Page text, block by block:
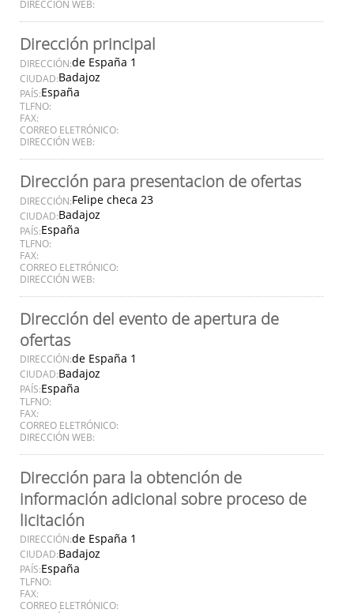
DIRECCIÓN WEB:
Dirección principal
DIRECCIÓN:de España 1
CIUDAD:Badajoz
PAÍS:España
TLFNO:
FAX:
CORREO ELETRÓNICO:
DIRECCIÓN WEB:
Dirección para presentacion de ofertas
DIRECCIÓN:Felipe checa 23
CIUDAD:Badajoz
PAÍS:España
TLFNO:
FAX:
CORREO ELETRÓNICO:
DIRECCIÓN WEB:
Dirección del evento de apertura de
ofertas
DIRECCIÓN:de España 1
CIUDAD:Badajoz
PAÍS:España
TLFNO:
FAX:
CORREO ELETRÓNICO:
DIRECCIÓN WEB:
Dirección para la obtención de
información adicional sobre proceso de
licitación
DIRECCIÓN:de España 1
CIUDAD:Badajoz
PAÍS:España
TLFNO:
FAX:
CORREO ELETRÓNICO: